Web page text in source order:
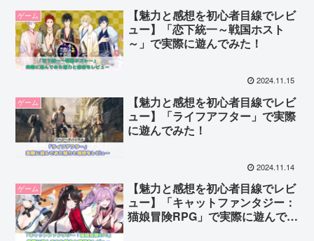
ゲーム
【魅力と感想を初心者目線でレビ
ュー】「恋下統一～戦国ホスト
～」で実際に遊んでみた！
2024.11.15
ゲーム
【魅力と感想を初心者目線でレビ
ュー】「ライフアフター」で実際
に遊んでみた！
2024.11.14
ゲーム
【魅力と感想を初心者目線でレビ
ュー】「キャットファンタジー：
猫娘冒険RPG」で実際に遊んでみ